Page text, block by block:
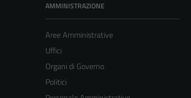
AMMINISTRAZIONE
Aree Amministrative
Uffici
Organi di Governo
Politici